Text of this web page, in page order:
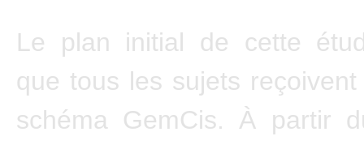
Le plan initial de cette
que tous les sujets
schéma GemCis. À partir